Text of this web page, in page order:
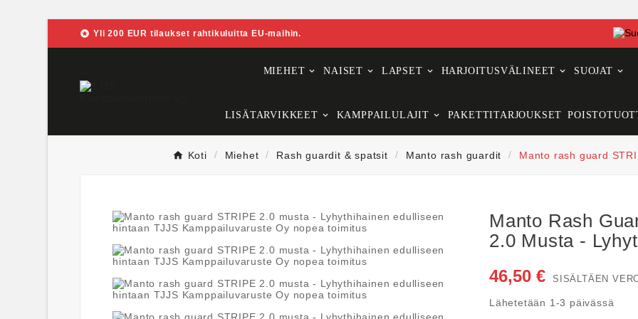
 Yli 200 EUR tilaukset rahtikuluitta EU-maihin.
MIEHET NAISET LAPSET HARJOITUSVÄLINEET SUOJAT
LISÄTARVIKKEET KAMPPAILULAJIT PAKETTITARJOUKSET
Koti Miehet Rash guardit & spatsit Manto rash guardit Manto rash guard
Manto Rash
2.0 Musta -
46,50 € SISÄLTÄEN
Lähetetään 1-3 päivässä